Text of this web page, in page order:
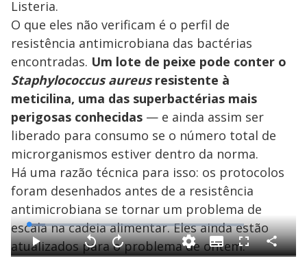
Listeria.
O que eles não verificam é o perfil de
resistência antimicrobiana das bactérias
encontradas. Um lote de peixe pode conter o
Staphylococcus aureusresistente à
meticilina, uma das superbactérias mais
perigosas conhecidas — e ainda assim ser
liberado para consumo se o número total de
microrganismos estiver dentro da norma.
Há uma razão técnica para isso: os protocolos
foram desenhados antes de a resistência
antimicrobiana se tornar um problema de
escala na cadeia alimentar. Eles ainda estão
atualizados para o problema de ontem.
P V A
L
o
a
d
e
S
u F C